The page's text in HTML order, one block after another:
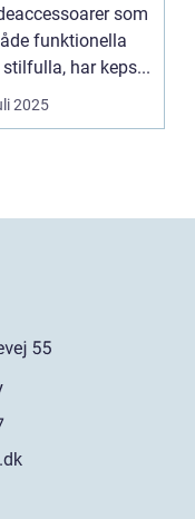
som
funktionella
har keps...
2025